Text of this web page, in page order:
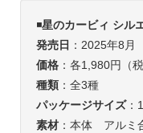
◾️星のカービィ シル
発売日 ：2025年8月
価格：各1,980円（税
種類：全3種
パッケージサイズ：
素材：本体 アルミ